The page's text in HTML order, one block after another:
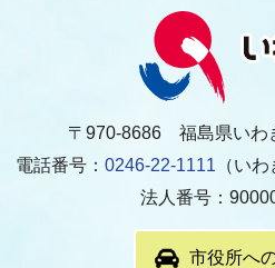
〒970-8686 福島県いわ
電話番号： 0246-22-1111 （い
法人番号：
市役所へ